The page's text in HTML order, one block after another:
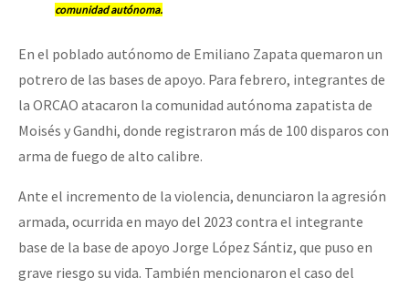
comunidad autónoma.
En el poblado autónomo de Emiliano Zapata quemaron un
potrero de las bases de apoyo. Para febrero, integrantes de
la ORCAO atacaron la comunidad autónoma zapatista de
Moisés y Gandhi, donde registraron más de 100 disparos con
arma de fuego de alto calibre.
Ante el incremento de la violencia, denunciaron la agresión
armada, ocurrida en mayo del 2023 contra el integrante
base de la base de apoyo Jorge López Sántiz, que puso en
grave riesgo su vida. También mencionaron el caso del